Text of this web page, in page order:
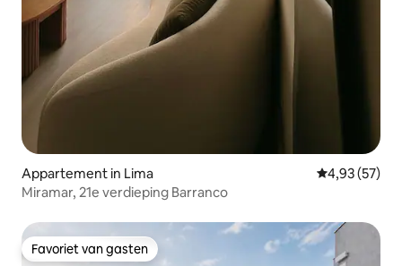
Appartement in Lima Gemiddelde
4,93 (57)
Miramar, 21e verdieping Barranco
Favoriet van gasten
Favoriet van gasten